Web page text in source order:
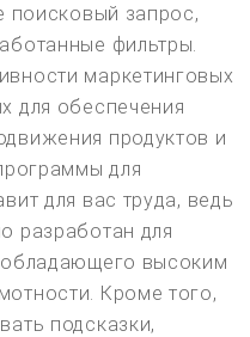
поисковый запрос,
фильтры.
маркетинговых
для обеспечения
продуктов и
для
для вас труда, ведь
разработан для
обладающего высоким
Кроме того,
подсказки,